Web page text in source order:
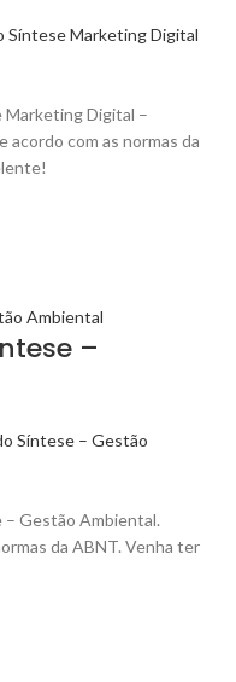
Síntese Marketing Digital
Digital –
com as normas da
–
Síntese – Gestão
Gestão Ambiental.
da ABNT. Venha ter